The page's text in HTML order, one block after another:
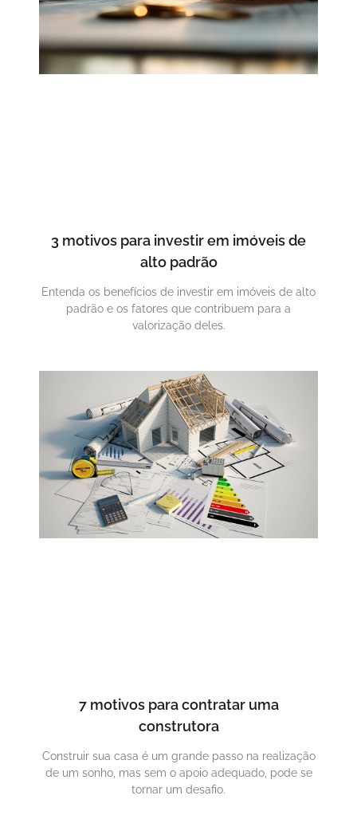
3 motivos para investir em imóveis de
alto padrão
Entenda os benefícios de investir em imóveis de alto
padrão e os fatores que contribuem para a
valorização deles.
7 motivos para contratar uma
construtora
Construir sua casa é um grande passo na realização
de um sonho, mas sem o apoio adequado, pode se
tornar um desafio.